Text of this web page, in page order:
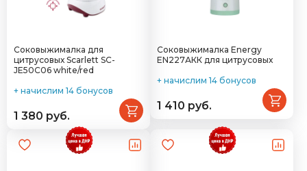
Соковыжималка для
цитрусовых Scarlett SC-
JE50C06 white/red
+ начислим 14 бонусов
1 380 руб.
Соковыжималка Energy
EN227АКК для цитрусовых
+ начислим 14 бонусов
1 410 руб.